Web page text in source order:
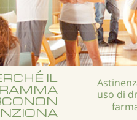
IL
uso di